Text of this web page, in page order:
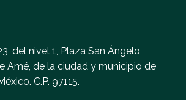
del nivel 1, Plaza San Ángelo,
Amé, de la ciudad y municipio de
C.P. 97115.